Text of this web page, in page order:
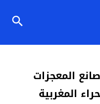
المعجزات
المغربية